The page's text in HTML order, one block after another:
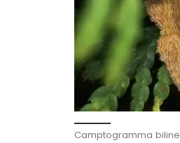
Camptogramma